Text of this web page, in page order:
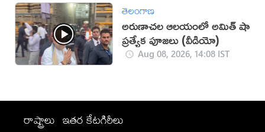
తెలంగాణ
అరుణాచల ఆలయంలో అమిత్ షా
ప్రత్యేక పూజలు (వీడియో)
Aug 08, 2026, 14:08 IST
రాష్ట్రాలు ఇతర కేటగిరీలు